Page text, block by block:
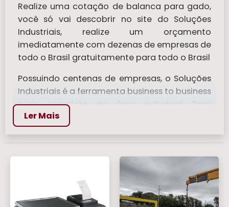
Realize uma cotação de balanca para gado​,
você só vai descobrir no site do Soluções
Industriais, realize um orçamento
imediatamente com dezenas de empresas de
todo o Brasil gratuitamente para todo o Brasil
Possuindo centenas de empresas, o Soluções
Industriais é a ferramenta business to business
mais completo da área industrial. Para
realizar um orçamento de balanca para gado​
, clique em um ou mais dos anuciantes a
seguir:
Balança Bioimpedancia
Balanças Para Pesar
Balanca Digital 150 kg|Balanca
Analógicas.
Ler Mais